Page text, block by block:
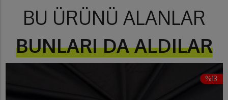
BU ÜRÜNÜ ALANLAR
BUNLARI DA ALDILAR
%13